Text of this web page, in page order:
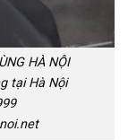
HÀ NỘI
tại Hà Nội